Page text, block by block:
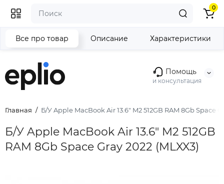
Помощь
и консультация
0
Главная Б/У Apple MacBook Air 13.6" M2 512GB RAM 8Gb Space
Б/У Apple MacBook Air 13.6" M2 512GB
RAM 8Gb Space Gray 2022 (MLXX3)
Все про товар Описание Характеристики